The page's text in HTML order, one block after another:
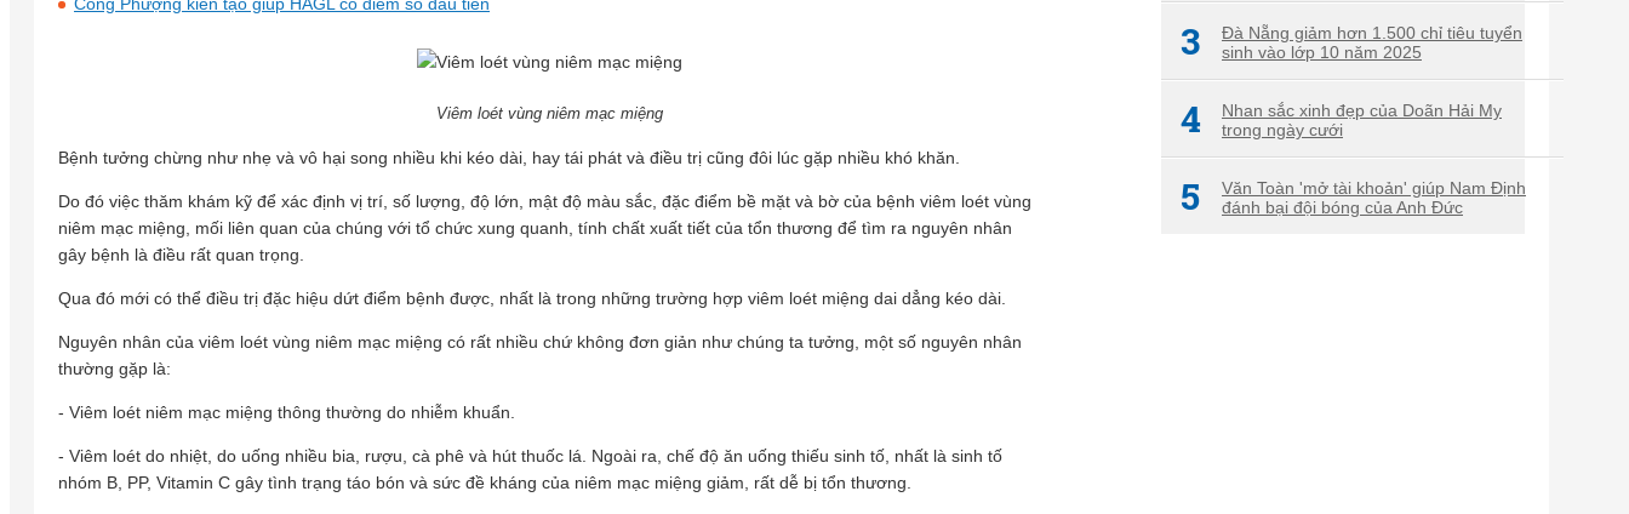
Công Phượng kiến tạo giúp HAGL có điểm số đầu tiên
Viêm loét vùng niêm mạc miệng
Bệnh tưởng chừng như nhẹ và vô hại song nhiều khi kéo dài, hay tái phát và điều trị cũng đôi lúc gặp nhiều khó khăn.
Do đó việc thăm khám kỹ để xác định vị trí, số lượng, độ lớn, mật độ màu sắc, đặc điểm bề mặt và bờ của bệnh viêm loét vùng
niêm mạc miệng, mối liên quan của chúng với tổ chức xung quanh, tính chất xuất tiết của tổn thương để tìm ra nguyên nhân
gây bệnh là điều rất quan trọng.
Qua đó mới có thể điều trị đặc hiệu dứt điểm bệnh được, nhất là trong những trường hợp viêm loét miệng dai dẳng kéo dài.
Nguyên nhân của viêm loét vùng niêm mạc miệng có rất nhiều chứ không đơn giản như chúng ta tưởng, một số nguyên nhân
thường gặp là:
- Viêm loét niêm mạc miệng thông thường do nhiễm khuẩn.
- Viêm loét do nhiệt, do uống nhiều bia, rượu, cà phê và hút thuốc lá. Ngoài ra, chế độ ăn uống thiếu sinh tố, nhất là sinh tố
nhóm B, PP, Vitamin C gây tình trạng táo bón và sức đề kháng của niêm mạc miệng giảm, rất dễ bị tổn thương.
3
Đà Nẵng giảm hơn 1.500 chỉ tiêu tuyển
sinh vào lớp 10 năm 2025
4
Nhan sắc xinh đẹp của Doãn Hải My
trong ngày cưới
5
Văn Toàn 'mở tài khoản' giúp Nam Định
đánh bại đội bóng của Anh Đức